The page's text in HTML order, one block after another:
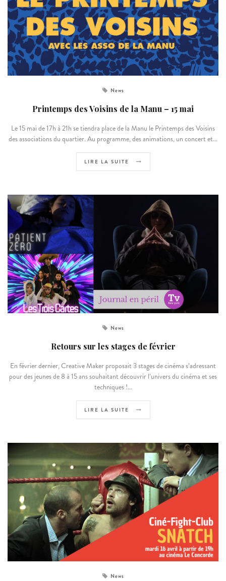
News
Printemps des Voisins de la Manu – 15 mai
Le 15 mai de 17h à 21h se tiendra place de la Manu le Printemps des Voisins
des associations du quartier. Au programme, des animations, un concert et...
LIRE LA SUITE
News
Retours sur les stages de février
En février dernier, Creative Maker proposait 3 stages de cinéma s’adressant
pour des jeunes de 8 à 15 ans souhaitant découvrir l’univers du cinéma et ses
techniques !...
LIRE LA SUITE
News